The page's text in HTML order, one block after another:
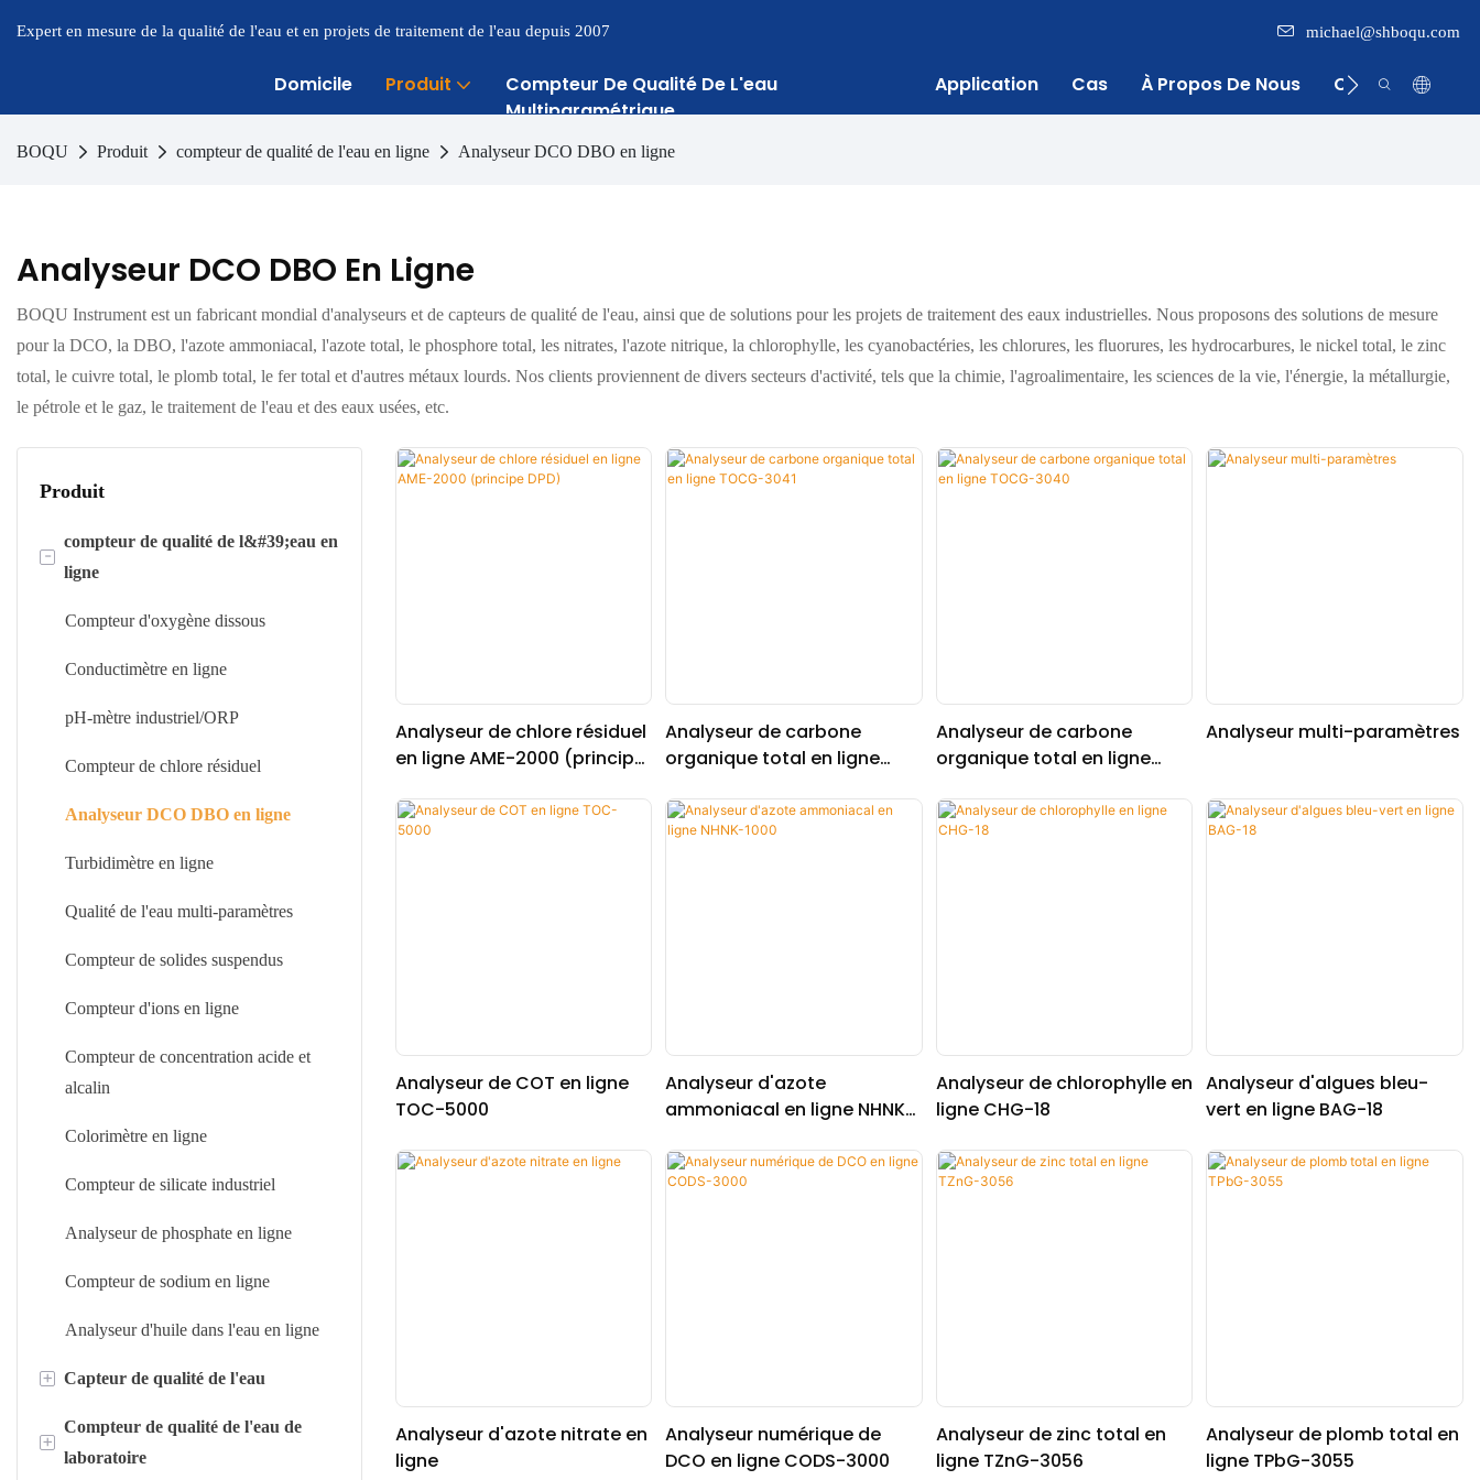
Expert en mesure de la qualité de l'eau et en projets de traitement de l'eau depuis 2007 michael@shboqu.com
Domicile Produit
Compteur De Qualité De L'eau
Multiparamétrique
Application Cas À Propos De Nous Centre
BOQU Produit compteur de qualité de l'eau en ligne Analyseur DCO DBO en ligne
Analyseur DCO DBO En Ligne
BOQU Instrument est un fabricant mondial d'analyseurs et de capteurs de qualité de l'eau, ainsi que de solutions pour les projets de traitement des eaux industrielles. Nous proposons des solutions de mesure
pour la DCO, la DBO, l'azote ammoniacal, l'azote total, le phosphore total, les nitrates, l'azote nitrique, la chlorophylle, les cyanobactéries, les chlorures, les fluorures, les hydrocarbures, le nickel total, le zinc
total, le cuivre total, le plomb total, le fer total et d'autres métaux lourds. Nos clients proviennent de divers secteurs d'activité, tels que la chimie, l'agroalimentaire, les sciences de la vie, l'énergie, la métallurgie,
le pétrole et le gaz, le traitement de l'eau et des eaux usées, etc.
Produit
-
compteur de qualité de l&#39;eau en
ligne
Compteur d'oxygène dissous
Conductimètre en ligne
pH-mètre industriel/ORP
Compteur de chlore résiduel
Analyseur DCO DBO en ligne
Turbidimètre en ligne
Qualité de l'eau multi-paramètres
Compteur de solides suspendus
Compteur d'ions en ligne
Compteur de concentration acide et
alcalin
Colorimètre en ligne
Compteur de silicate industriel
Analyseur de phosphate en ligne
Compteur de sodium en ligne
Analyseur d'huile dans l'eau en ligne
+ Capteur de qualité de l'eau
Capteur pH/ORP
+
Compteur de qualité de l'eau de
laboratoire
Analyseur de chlore résiduel
en ligne AME-2000 (principe
Analyseur de carbone
organique total en ligne
Analyseur de carbone
organique total en ligne
Analyseur multi-paramètres
Analyseur de COT en ligne
TOC-5000
Analyseur d'azote
ammoniacal en ligne NHNK-
Analyseur de chlorophylle en
ligne CHG-18
Analyseur d'algues bleu-
vert en ligne BAG-18
Analyseur d'azote nitrate en
ligne
Analyseur numérique de
DCO en ligne CODS-3000
Analyseur de zinc total en
ligne TZnG-3056
Analyseur de plomb total en
ligne TPbG-3055